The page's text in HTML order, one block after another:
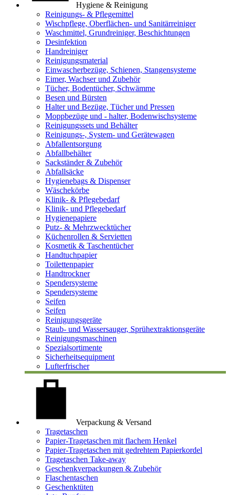
Hygiene & Reinigung
Reinigungs- & Pflegemittel
Wischpflege, Oberflächen- und Sanitärreiniger
Waschmittel, Grundreiniger, Beschichtungen
Desinfektion
Handreiniger
Reinigungsmaterial
Einwascherbezüge, Schienen, Stangensysteme
Eimer, Wachser und Zubehör
Tücher, Bodentücher, Schwämme
Besen und Bürsten
Halter und Bezüge, Tücher und Pressen
Moppbezüge und - halter, Bodenwischsysteme
Reinigungssets und Behälter
Reinigungs-, System- und Gerätewagen
Abfallentsorgung
Abfallbehälter
Sackständer & Zubehör
Abfallsäcke
Hygienebags & Dispenser
Wäschekörbe
Klinik- & Pflegebedarf
Klinik- und Pflegebedarf
Hygienepapiere
Putz- & Mehrzwecktücher
Küchenrollen & Servietten
Kosmetik & Taschentücher
Handtuchpapier
Toilettenpapier
Handtrockner
Spendersysteme
Spendersysteme
Seifen
Seifen
Reinigungsgeräte
Staub- und Wassersauger, Sprühextraktionsgeräte
Reinigungsmaschinen
Spezialsortimente
Sicherheitsequipment
Lufterfrischer
Verpackung & Versand
Tragetaschen
Papier-Tragetaschen mit flachem Henkel
Papier-Tragetaschen mit gedrehtem Papierkordel
Tragetaschen Take-away
Geschenkverpackungen & Zubehör
Flaschentaschen
Geschenktüten